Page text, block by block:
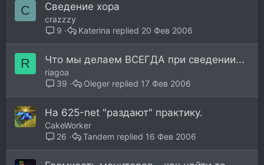
C Сведение хора
crazzzy
9
20 Фев 2006
Katerina
R Что мы делаем ВСЕГДА при сведении...
riagoa
39
17 Фев 2006
Oleger
На 625-net "раздают" практику.
CakeWorker
26
16 Фев 2006
Tandem